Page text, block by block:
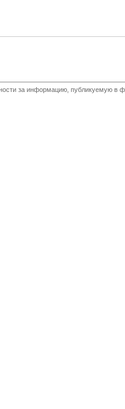
за информацию, публикуемую